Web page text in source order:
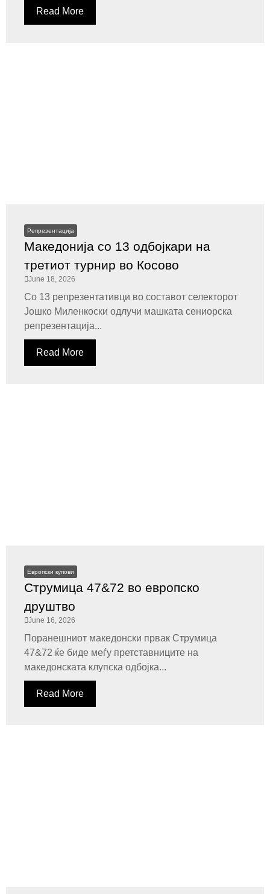
Read More
Репрезентација
Македонија со 13 одбојкари на
третиот турнир во Косово
June 18, 2026
Со 13 репрезентативци во составот селекторот
Јошко Миленкоски одлучи машката сениорска
репрезентација...
Read More
Европски купови
Струмица 47&72 во европско
друштво
June 16, 2026
Поранешниот македонски првак Струмица
47&72 ќе биде меѓу претставниците на
македонската клупска одбојка...
Read More